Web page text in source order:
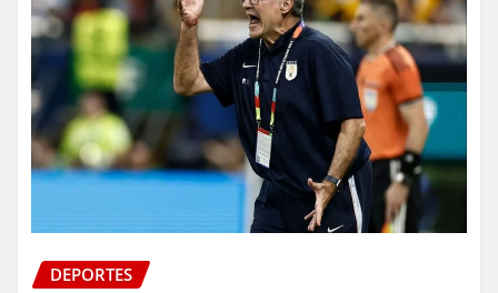
DEPORTES